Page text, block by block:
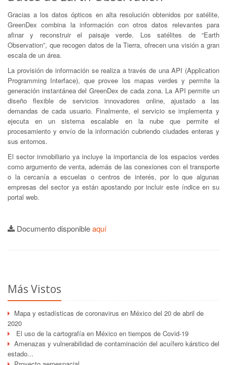
Gracias a los datos ópticos en alta resolución obtenidos por satélite,
GreenDex combina la información con otros datos relevantes para
afinar y reconstruir el paisaje verde. Los satélites de “Earth
Observation”, que recogen datos de la Tierra, ofrecen una visión a gran
escala de un área.
La provisión de información se realiza a través de una API (Application
Programming Interface), que provee los mapas verdes y permite la
generación instantánea del GreenDex de cada zona. La API permite un
diseño flexible de servicios innovadores online, ajustado a las
demandas de cada usuario. Finalmente, el servicio se implementa y
ejecuta en un sistema escalable en la nube que permite el
procesamiento y envío de la información cubriendo ciudades enteras y
sus entornos.
El sector inmobiliario ya incluye la importancia de los espacios verdes
como argumento de venta, además de las conexiones con el transporte
o la cercanía a escuelas o centros de interés, por lo que algunas
empresas del sector ya están apostando por incluir este índice en su
portal web.
Documento disponibleaquí
Más Vistos
Mapa y estadísticas de coronavirus en México del 20 de abril de
2020
El uso de la cartografía en México en tiempos de Covid-19
Amenazas y vulnerabilidad de contaminación del acuífero kárstico del
estado...